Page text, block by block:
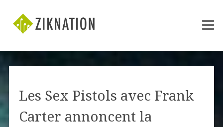
Les Sex Pistols avec Frank
Carter annoncent la